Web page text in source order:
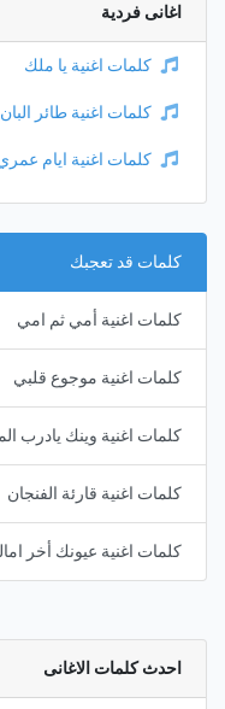
اغانى فردية
كلمات اغنية يا ملك
كلمات اغنية طائر البان
كلمات اغنية ايام
كلمات قد تعجبك
كلمات اغنية أمي ثم امي
كلمات اغنية موجوع قلبي
كلمات اغنية وينك يادرب
كلمات اغنية قارئة الفنجان
كلمات اغنية عيونك أخر
احدث كلمات الاغانى